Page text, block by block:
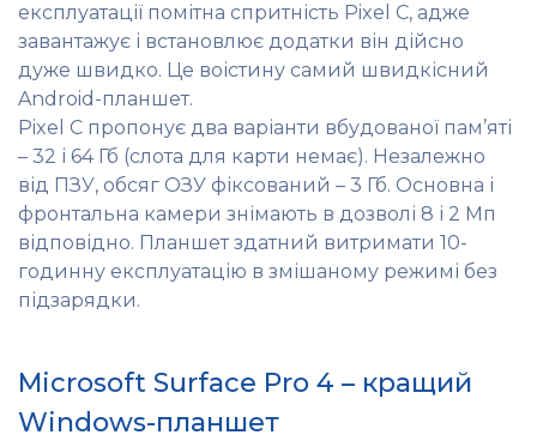
експлуатації помітна спритність Pixel C, адже
завантажує і встановлює додатки він дійсно
дуже швидко. Це воістину самий швидкісний
Android-планшет.
Pixel C пропонує два варіанти вбудованої пам’яті
– 32 і 64 Гб (слота для карти немає). Незалежно
від ПЗУ, обсяг ОЗУ фіксований – 3 Гб. Основна і
фронтальна камери знімають в дозволі 8 і 2 Мп
відповідно. Планшет здатний витримати 10-
годинну експлуатацію в змішаному режимі без
підзарядки.
Microsoft Surface Pro 4 – кращий
Windows-планшет